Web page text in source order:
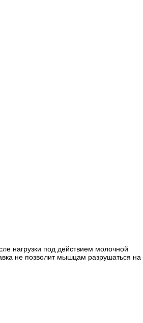
нагрузки под действием молочной
не позволит мышцам разрушаться на